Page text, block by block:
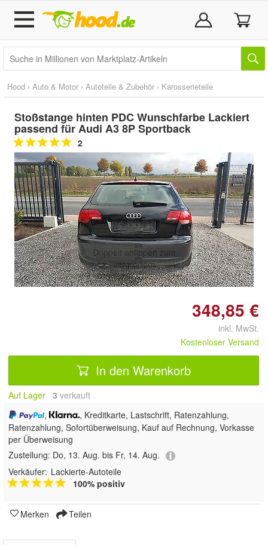
Hood › Auto & Motor › Autoteile & Zubehör › Karosserieteile
Stoßstange hinten PDC Wunschfarbe Lackiert
passend für Audi A3 8P Sportback
2
Doppelt antippen zum
vergrößern
348,85 €
inkl. MwSt.
Kostenloser Versand
In den Warenkorb
Auf Lager 3 verkauft
,
, Kreditkarte, Lastschrift, Ratenzahlung,
Ratenzahlung, Sofortüberweisung, Kauf auf Rechnung, Vorkasse
per Überweisung
Zustellung: Do, 13. Aug. bis Fr, 14. Aug.
Verkäufer: Lackierte-Autoteile
100% positiv
Merken Teilen